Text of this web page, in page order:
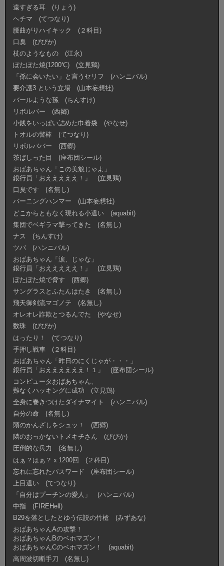
遠すぎる耳 (りょう)
ヘチマ (てつなり)
腰曲がりハイキック (２科目)
口臭 (ぴぴか)
杖のようなもの (江永)
ぽたぽた焼(1200℃) (立見鶏)
「孫に会いたい」と言うセリフ (ハンニバル)
要介護3 という立場 (山本妄想社)
バールような孫 (ちんすけ)
リボルバー (西郷)
小銭をいっぱい詰めた巾着袋 (やなせ)
トオルの警棒 (てつなり)
リボルババー (西郷)
茶ばしった目 (座布団シール)
おばあちゃん「この美貌じゃよ」
銀行員「おえええええ！」 (立見鶏)
口臭です (名無し)
バーニングハンマー (山本妄想社)
どこからともなく現れる小遣い (aquabit)
集団でベギラマ撃ってきた (名無し)
ナス (ちんすけ)
ツバ (ハンニバル)
おばあちゃん「涙、じゃな」
銀行員「おえええええ！」 (立見鶏)
ぽたぽた焼で脅す (西郷)
サングラスとふたんはたき (名無し)
飛天御剣流マゴノテ (名無し)
オレオレ詐欺とつるんでた (やなせ)
数珠 (ぴぴか)
はったり！ (てつなり)
手押し戦車 (２科目)
おばあちゃん「昨日のにくじゃが・・・」
銀行員「おええええええ！１」 (座布団シール)
コンピュータおばあちゃん、
難なくハッキングに成功 (立見鶏)
全身に巻きつけたダイナマイト (ハンニバル)
自分の命 (名無し)
頭のかんざしをシュッ！ (西郷)
隣のおっかないトメキチさん (ぴぴか)
圧倒的な兵力 (名無し)
はぁ？はぁ？ｘ1200回 (２科目)
忘れに忘れたパスワード (座布団シール)
上目遣い (てつなり)
「自分はプーチンの愛人」 (ハンニバル)
中指 (FIREHell)
B29を落としたとゆう伝説の竹槍 (みずあな)
おばあちゃんAの攻撃！
おばあちゃんBのベホマズン！
おばあちゃんCのベホマズン！ (aquabit)
高周波切断手刀 (名無し)